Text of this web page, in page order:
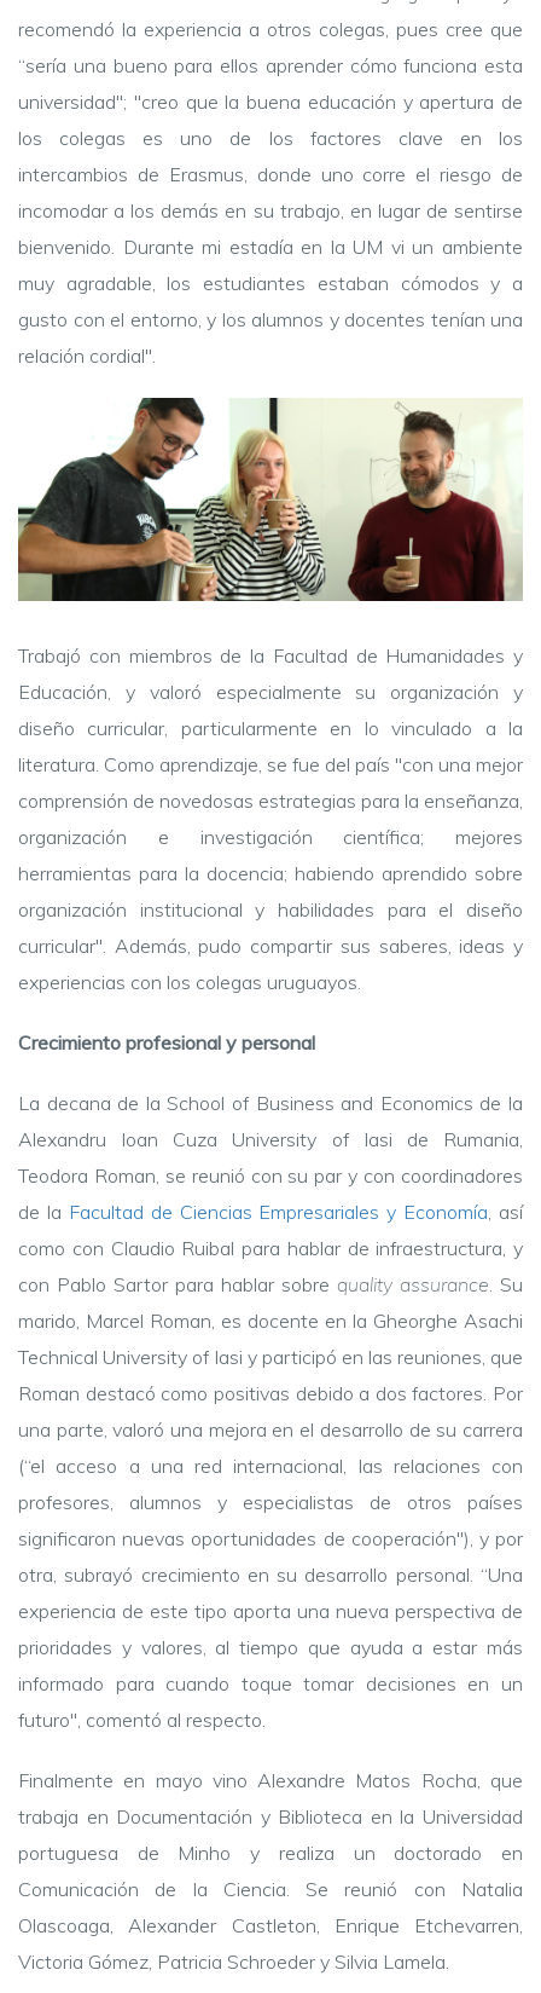
recomendó la experiencia a otros colegas, pues cree que
“sería una bueno para ellos aprender cómo funciona esta
universidad"; "creo que la buena educación y apertura de
los colegas es uno de los factores clave en los
intercambios de Erasmus, donde uno corre el riesgo de
incomodar a los demás en su trabajo, en lugar de sentirse
bienvenido. Durante mi estadía en la UM vi un ambiente
muy agradable, los estudiantes estaban cómodos y a
gusto con el entorno, y los alumnos y docentes tenían una
relación cordial".
Trabajó con miembros de la Facultad de Humanidades y
Educación, y valoró especialmente su organización y
diseño curricular, particularmente en lo vinculado a la
literatura. Como aprendizaje, se fue del país "con una mejor
comprensión de novedosas estrategias para la enseñanza,
organización e investigación científica; mejores
herramientas para la docencia; habiendo aprendido sobre
organización institucional y habilidades para el diseño
curricular". Además, pudo compartir sus saberes, ideas y
experiencias con los colegas uruguayos.
Crecimiento profesional y personal
La decana de la School of Business and Economics de la
Alexandru Ioan Cuza University of Iasi de Rumania,
Teodora Roman, se reunió con su par y con coordinadores
de la Facultad de Ciencias Empresariales y Economía , así
como con Claudio Ruibal para hablar de infraestructura, y
con Pablo Sartor para hablar sobre quality assurance . Su
marido, Marcel Roman, es docente en la Gheorghe Asachi
Technical University of Iasi y participó en las reuniones, que
Roman destacó como positivas debido a dos factores. Por
una parte, valoró una mejora en el desarrollo de su carrera
(“el acceso a una red internacional, las relaciones con
profesores, alumnos y especialistas de otros países
significaron nuevas oportunidades de cooperación") , y por
otra, subrayó crecimiento en su desarrollo personal. “Una
experiencia de este tipo aporta una nueva perspectiva de
prioridades y valores, al tiempo que ayuda a estar más
informado para cuando toque tomar decisiones en un
futuro" , comentó al respecto.
Finalmente en mayo vino Alexandre Matos Rocha, que
trabaja en Documentación y Biblioteca en la Universidad
portuguesa de Minho y realiza un doctorado en
Comunicación de la Ciencia. Se reunió con Natalia
Olascoaga, Alexander Castleton, Enrique Etchevarren,
Victoria Gómez, Patricia Schroeder y Silvia Lamela.